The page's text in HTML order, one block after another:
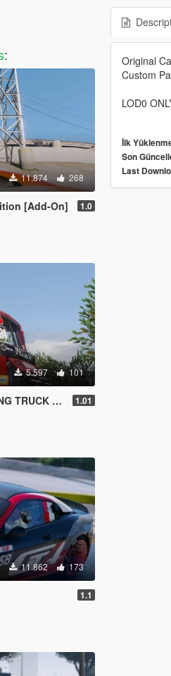
:
11.874 268
[Add-On] 1.0
5.597 101
| ANIMATED] 1.01
11.862 173
1.1
Original
Custom
LOD0
İlk
Son
Last